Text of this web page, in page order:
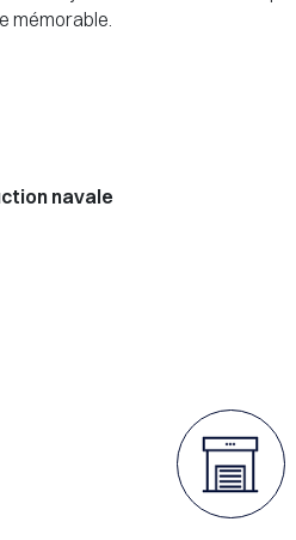
mémorable.
navale